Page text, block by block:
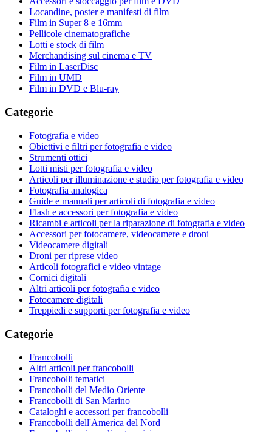
Locandine, poster e manifesti di film
Film in Super 8 e 16mm
Pellicole cinematografiche
Lotti e stock di film
Merchandising sul cinema e TV
Film in LaserDisc
Film in UMD
Film in DVD e Blu-ray
Categorie
Fotografia e video
Obiettivi e filtri per fotografia e video
Strumenti ottici
Lotti misti per fotografia e video
Articoli per illuminazione e studio per fotografia e video
Fotografia analogica
Guide e manuali per articoli di fotografia e video
Flash e accessori per fotografia e video
Ricambi e articoli per la riparazione di fotografia e video
Accessori per fotocamere, videocamere e droni
Videocamere digitali
Droni per riprese video
Articoli fotografici e video vintage
Cornici digitali
Altri articoli per fotografia e video
Fotocamere digitali
Treppiedi e supporti per fotografia e video
Categorie
Francobolli
Altri articoli per francobolli
Francobolli tematici
Francobolli del Medio Oriente
Francobolli di San Marino
Cataloghi e accessori per francobolli
Francobolli dell'America del Nord